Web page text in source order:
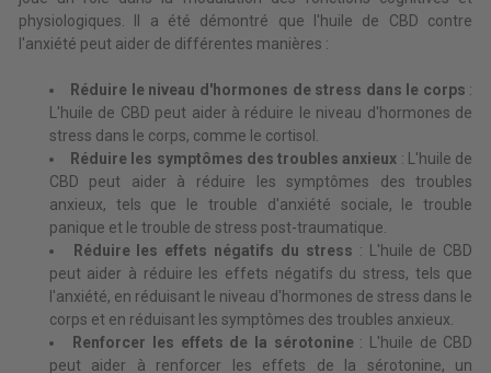
physiologiques. Il a été démontré que l'huile de CBD contre
l'anxiété peut aider de différentes manières :
Réduire le niveau d'hormones de stress dans le corps :
L'huile de CBD peut aider à réduire le niveau d'hormones de
stress dans le corps, comme le cortisol.
Réduire les symptômes des troubles anxieux : L'huile de
CBD peut aider à réduire les symptômes des troubles
anxieux, tels que le trouble d'anxiété sociale, le trouble
panique et le trouble de stress post-traumatique.
Réduire les effets négatifs du stress : L'huile de CBD
peut aider à réduire les effets négatifs du stress, tels que
l'anxiété, en réduisant le niveau d'hormones de stress dans le
corps et en réduisant les symptômes des troubles anxieux.
Renforcer les effets de la sérotonine: L'huile de CBD
peut aider à renforcer les effets de la sérotonine, un